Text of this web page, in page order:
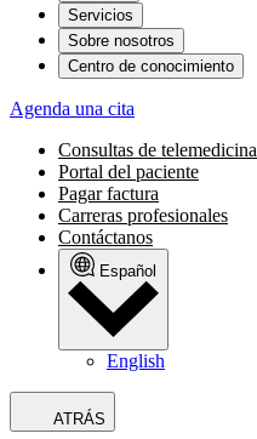
Servicios
Sobre nosotros
Centro de conocimiento
Agenda una cita
Consultas de telemedicina
Portal del paciente
Pagar factura
Carreras profesionales
Contáctanos
Español
English
ATRÁS